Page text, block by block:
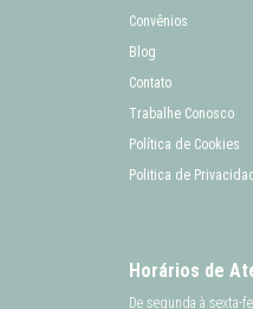
Convênios
Blog
Contato
Trabalhe Conosco
Política de Cookies
Politica de
Horários de
De segunda à sexta-